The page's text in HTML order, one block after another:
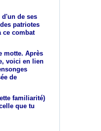
de ses
patriotes
ce combat
motte. Après
voici en lien
de
familiarité)
que tu